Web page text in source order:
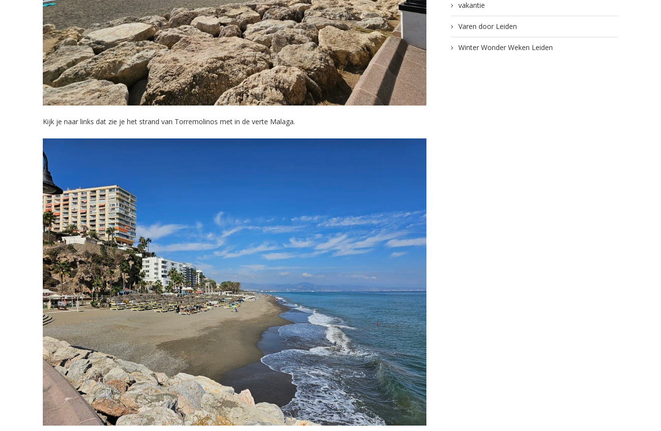
Kijk je naar links dat zie je het strand van Torremolinos met in de verte Malaga.
vakantie
Varen door Leiden
Winter Wonder Weken Leiden